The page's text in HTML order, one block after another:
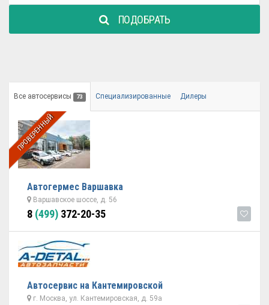
ПОДОБРАТЬ
Все автосервисы 73 Специализированные Дилеры
ПРОВЕРЕННЫЙ
Автогермес Варшавка
Варшавское шоссе, д. 56
8 (499) 372-20-35
Автосервис на Кантемировской
г. Москва, ул. Кантемировская, д. 59а